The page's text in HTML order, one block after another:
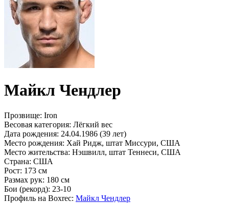
Майкл Чендлер
Прозвище: Iron
Весовая категория: Лёгкий вес
Дата рождения: 24.04.1986 (39 лет)
Место рождения: Хай Ридж, штат Миссури, США
Место жительства: Нэшвилл, штат Теннеси, США
Страна: США
Рост: 173 см
Размах рук: 180 см
Бои (рекорд): 23-10
Профиль на Boxrec: Майкл Чендлер